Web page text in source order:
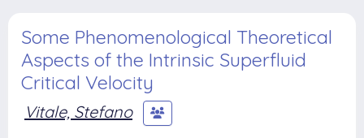
Some Phenomenological Theoretical
Aspects of the Intrinsic Superfluid
Critical Velocity
Vitale, Stefano